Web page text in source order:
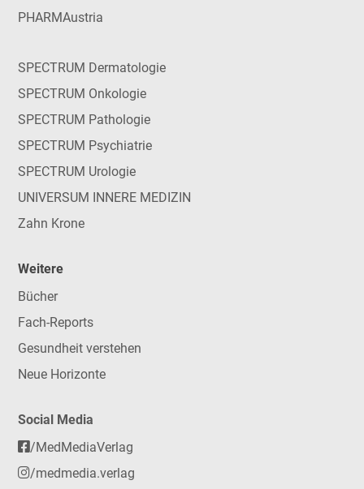
PHARMAustria
SPECTRUM Dermatologie
SPECTRUM Onkologie
SPECTRUM Pathologie
SPECTRUM Psychiatrie
SPECTRUM Urologie
UNIVERSUM INNERE MEDIZIN
Zahn Krone
Weitere
Bücher
Fach-Reports
Gesundheit verstehen
Neue Horizonte
Social Media
/MedMediaVerlag
/medmedia.verlag